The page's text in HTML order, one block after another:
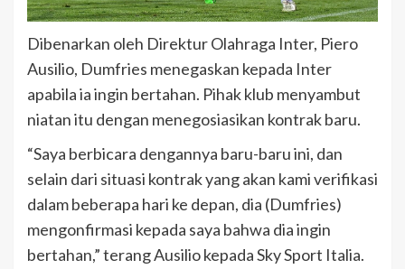
Dibenarkan oleh Direktur Olahraga Inter, Piero
Ausilio, Dumfries menegaskan kepada Inter
apabila ia ingin bertahan. Pihak klub menyambut
niatan itu dengan menegosiasikan kontrak baru.
“Saya berbicara dengannya baru-baru ini, dan
selain dari situasi kontrak yang akan kami verifikasi
dalam beberapa hari ke depan, dia (Dumfries)
mengonfirmasi kepada saya bahwa dia ingin
bertahan,” terang Ausilio kepada Sky Sport Italia.